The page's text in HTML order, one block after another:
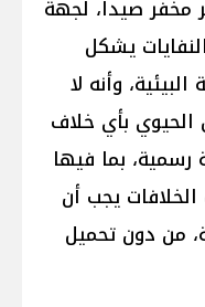
مخفر صيدا، لجهة
يشكل
وأنه لا
الحيوي بأي خلاف
بما فيها
الخلافات يجب أن
من دون تحميل